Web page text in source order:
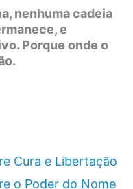
nenhuma cadeia
e
Porque onde o
Cura e Libertação
o Poder do Nome